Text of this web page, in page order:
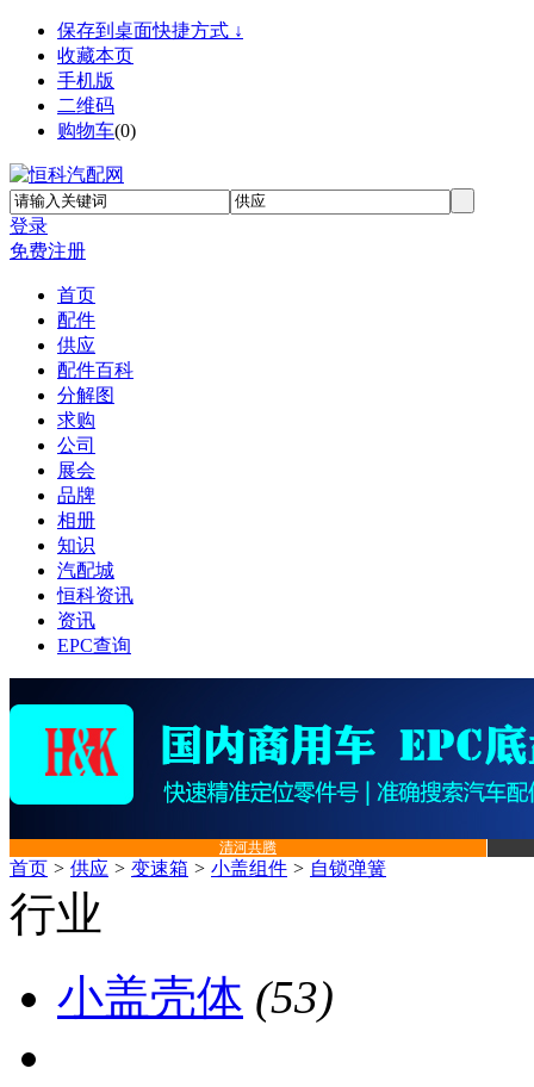
保存到桌面快捷方式 ↓
收藏本页
手机版
二维码
购物车(0)
登录
免费注册
首页
配件
供应
配件百科
分解图
求购
公司
展会
品牌
相册
知识
汽配城
恒科资讯
资讯
EPC查询
清河共腾
首页 > 供应 > 变速箱 > 小盖组件 > 自锁弹簧
行业
小盖壳体 (53)